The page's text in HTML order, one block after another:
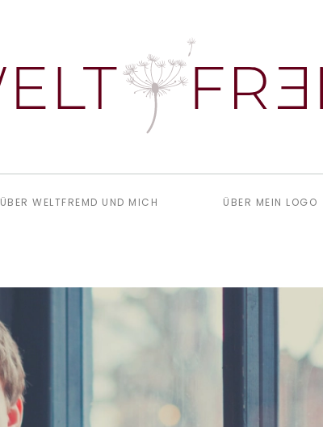
ÜBER WELTFREMD UND MICH ÜBER MEIN LOGO